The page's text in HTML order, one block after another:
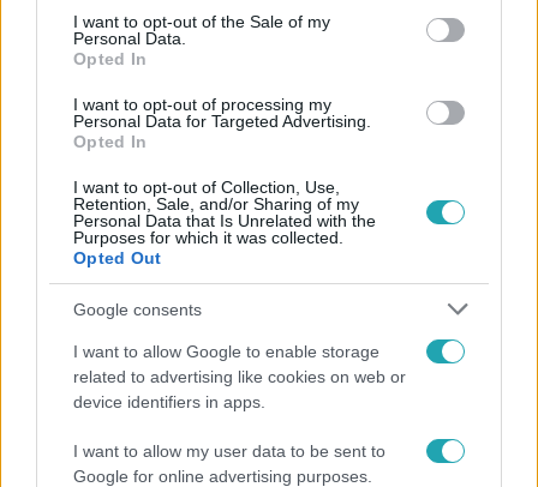
consent section.
I want to opt-out of the Sale of my
Personal Data.
Opted In
I want to opt-out of processing my
Personal Data for Targeted Advertising.
Opted In
I want to opt-out of Collection, Use,
Retention, Sale, and/or Sharing of my
Personal Data that Is Unrelated with the
Purposes for which it was collected.
Opted Out
Google consents
I want to allow Google to enable storage
related to advertising like cookies on web or
device identifiers in apps.
I want to allow my user data to be sent to
Google for online advertising purposes.
Népszerű